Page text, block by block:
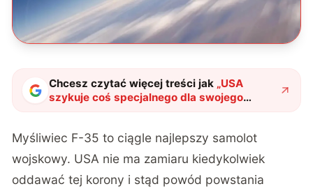
Chcesz czytać więcej treści jak „USA
szykuje coś specjalnego dla swojego
lotnictwa. To klucz do kolejnych lat
Myśliwiec F-35 to ciągle najlepszy samolot
wojskowy. USA nie ma zamiaru kiedykolwiek
oddawać tej korony i stąd powód powstania